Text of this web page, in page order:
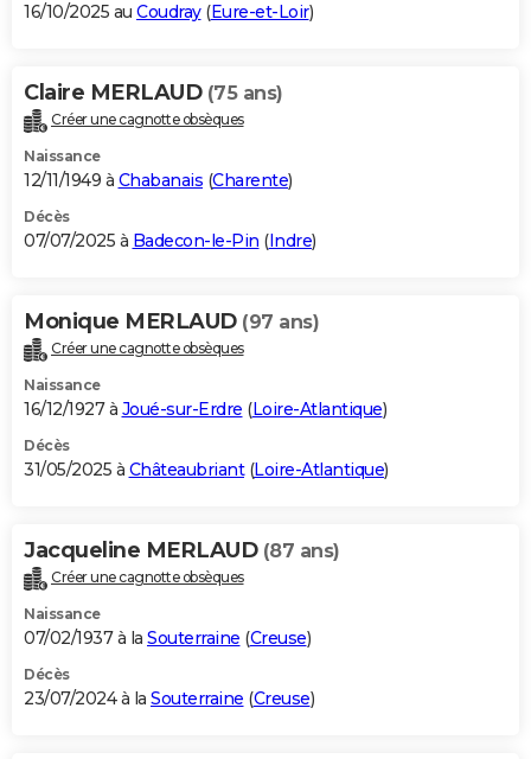
16/10/2025 au Coudray(Eure-et-Loir)
Claire MERLAUD (75 ans)
Créer une cagnotte obsèques
Naissance
12/11/1949 à Chabanais (Charente)
Décès
07/07/2025 à Badecon-le-Pin (Indre)
Monique MERLAUD (97 ans)
Créer une cagnotte obsèques
Naissance
16/12/1927 à Joué-sur-Erdre (Loire-Atlantique)
Décès
31/05/2025 à Châteaubriant(Loire-Atlantique)
Jacqueline MERLAUD (87 ans)
Créer une cagnotte obsèques
Naissance
07/02/1937 à la Souterraine (Creuse)
Décès
23/07/2024 à la Souterraine (Creuse)